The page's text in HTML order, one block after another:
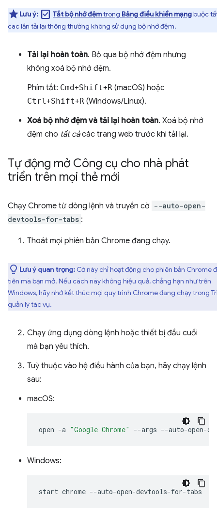
Lưu ý: check_box Tắt bộ nhớ đệmtrong Bảng điều khiển mạngbuộc
các lần tải lại thông thường không sử dụng bộ nhớ đệm.
Tải lại hoàn toàn. Bỏ qua bộ nhớ đệm nhưng
không xoá bộ nhớ đệm.
Phím tắt: Cmd+Shift+R (macOS) hoặc
Ctrl+Shift+R (Windows/Linux).
Xoá bộ nhớ đệm và tải lại hoàn toàn. Xoá bộ nhớ
đệm cho tất cảcác trang web trước khi tải lại.
Tự động mở Công cụ cho nhà phát
triển trên mọi thẻ mới
Chạy Chrome từ dòng lệnh và truyền cờ --auto-open-
devtools-for-tabs :
Thoát mọi phiên bản Chrome đang chạy.
Lưu ý quan trọng: Cờ này chỉ hoạt động cho phiên bản Chrome
tiên mà bạn mở. Nếu cách này không hiệu quả, chẳng hạn như trên
Windows, hãy nhớ kết thúc mọi quy trình Chrome đang chạy trong
quản lý tác vụ.
Chạy ứng dụng dòng lệnh hoặc thiết bị đầu cuối
mà bạn yêu thích.
Tuỳ thuộc vào hệ điều hành của bạn, hãy chạy lệnh
sau:
macOS:
open -a "Google Chrome" --args
Windows:
start chrome